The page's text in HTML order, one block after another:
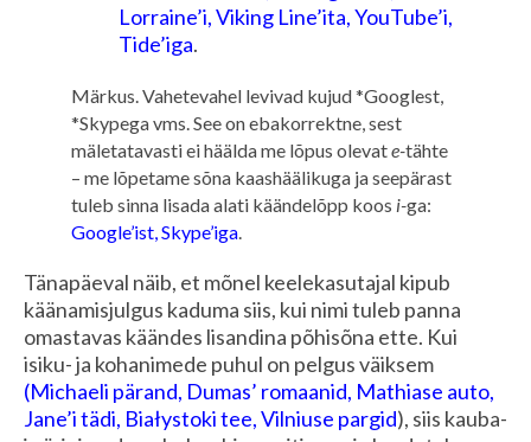
Lorraine’i, Viking Line’ita, YouTube’i,
Tide’iga.
Märkus. Vahetevahel levivad kujud *Googlest,
*Skypega vms. See on ebakorrektne, sest
mäletatavasti ei häälda me lõpus olevate-tähte
– me lõpetame sõna kaashäälikuga ja seepärast
tuleb sinna lisada alati käändelõpp koos i-ga:
Google’ist, Skype’iga.
Tänapäeval näib, et mõnel keelekasutajal kipub
käänamisjulgus kaduma siis, kui nimi tuleb panna
omastavas käändes lisandina põhisõna ette. Kui
isiku- ja kohanimede puhul on pelgus väiksem
(Michaeli pärand, Dumas’ romaanid, Mathiase auto,
Jane’i tädi, Białystoki tee, Vilniuse pargid), siis kauba-